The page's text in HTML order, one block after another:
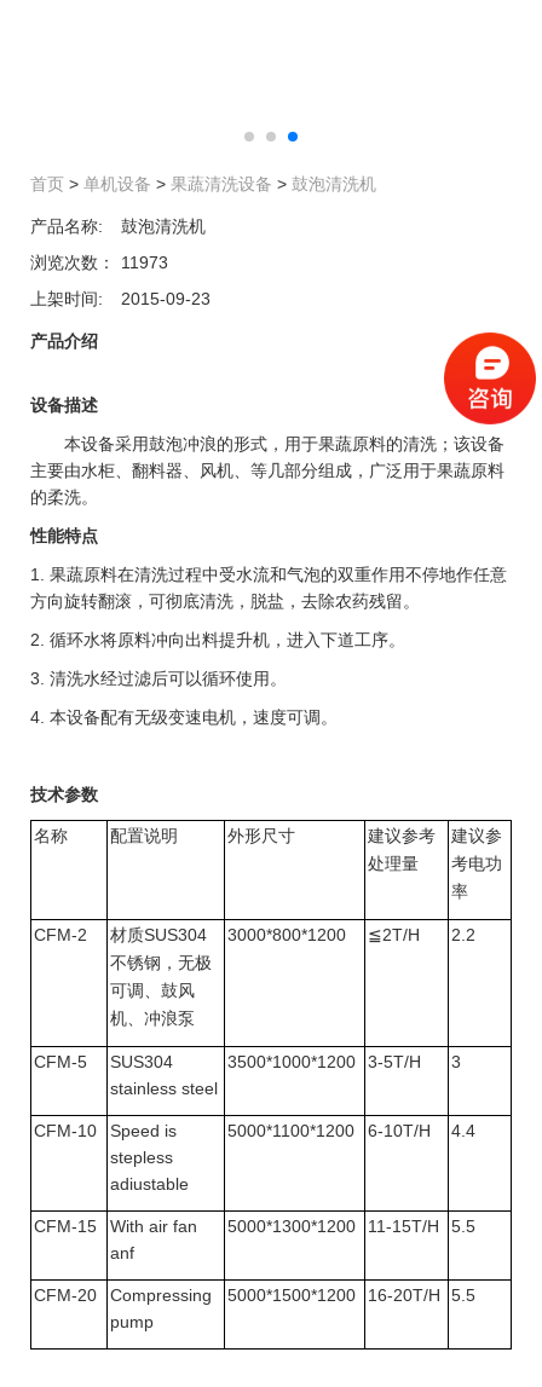
首页 > 单机设备 > 果蔬清洗设备 > 鼓泡清洗机
产品名称:
鼓泡清洗机
浏览次数：
11973
上架时间:
2015-09-23
产品介绍
设备描述
本设备采用鼓泡冲浪的形式，用于果蔬原料的清洗；该设备
主要由水柜、翻料器、风机、等几部分组成，广泛用于果蔬原料
的柔洗。
性能特点
1. 果蔬原料在清洗过程中受水流和气泡的双重作用不停地作任意
方向旋转翻滚，可彻底清洗，脱盐，去除农药残留。
2. 循环水将原料冲向出料提升机，进入下道工序。
3. 清洗水经过滤后可以循环使用。
4. 本设备配有无级变速电机，速度可调。
技术参数
名称 配置说明 外形尺寸
建议参考
处理量
建议参
考电功
率
CFM-2 材质SUS304
不锈钢，无极
可调、鼓风
机、冲浪泵
3000*800*1200 ≦2T/H 2.2
CFM-5
SUS304
stainless steel
3500*1000*1200 3-5T/H 3
CFM-10
Speed is
stepless
adiustable
5000*1100*1200 6-10T/H 4.4
CFM-15
With air fan
anf
5000*1300*1200 11-15T/H 5.5
CFM-20
Compressing
pump
5000*1500*1200 16-20T/H 5.5